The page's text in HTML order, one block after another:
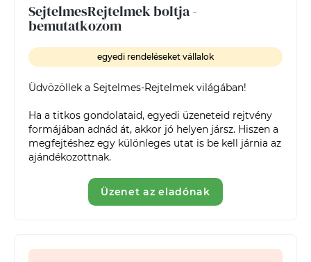
SejtelmesRejtelmek boltja -
bemutatkozom
egyedi rendeléseket vállalok
Üdvözöllek a Sejtelmes-Rejtelmek világában!
Ha a titkos gondolataid, egyedi üzeneteid rejtvény
formájában adnád át, akkor jó helyen jársz. Hiszen a
megfejtéshez egy különleges utat is be kell járnia az
ajándékozottnak.
Üzenet az eladónak